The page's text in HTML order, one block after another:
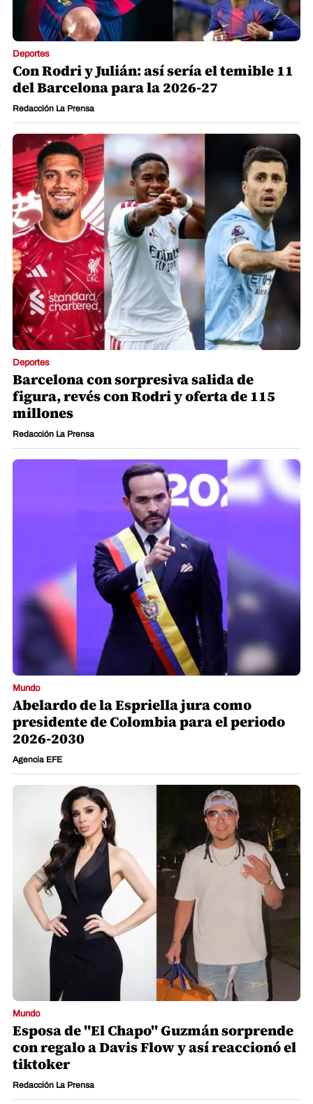
Deportes
Con Rodri y Julián: así sería el temible 11
del Barcelona para la 2026-27
Redacción La Prensa
Deportes
Barcelona con sorpresiva salida de
figura, revés con Rodri y oferta de 115
millones
Redacción La Prensa
Mundo
Abelardo de la Espriella jura como
presidente de Colombia para el periodo
2026-2030
Agencia EFE
Mundo
Esposa de "El Chapo" Guzmán sorprende
con regalo a Davis Flow y así reaccionó el
tiktoker
Redacción La Prensa